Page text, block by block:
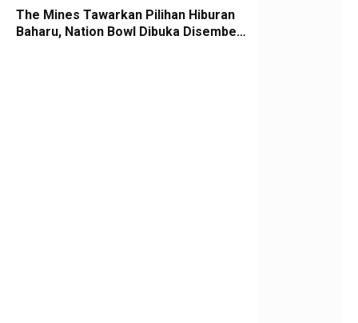
The Mines Tawarkan Pilihan Hiburan
Baharu, Nation Bowl Dibuka Disember